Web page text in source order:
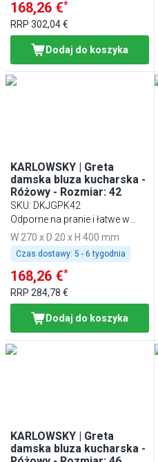
168,26 €*
RRP 302,04 €
Dodaj do koszyka
KARLOWSKY | Greta
damska bluza kucharska -
Różowy - Rozmiar: 42
SKU: DKJGPK42
Odporne na pranie i łatwe w
pielęgnacji
W 270 x D 20 x H 400 mm
Czas dostawy: 5 - 6 tygodnia
168,26 €*
RRP 284,78 €
Dodaj do koszyka
KARLOWSKY | Greta
damska bluza kucharska -